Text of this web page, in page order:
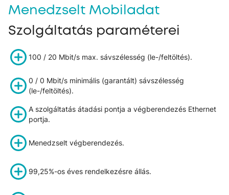
Menedzselt Mobiladat
Szolgáltatás paraméterei
100 / 20 Mbit/s max. sávszélesség (le-/feltöltés).
0 / 0 Mbit/s minimális (garantált) sávszélesség
(le-/feltöltés).
A szolgáltatás átadási pontja a végberendezés Ethernet
portja.
Menedzselt végberendezés.
99,25%-os éves rendelkezésre állás.